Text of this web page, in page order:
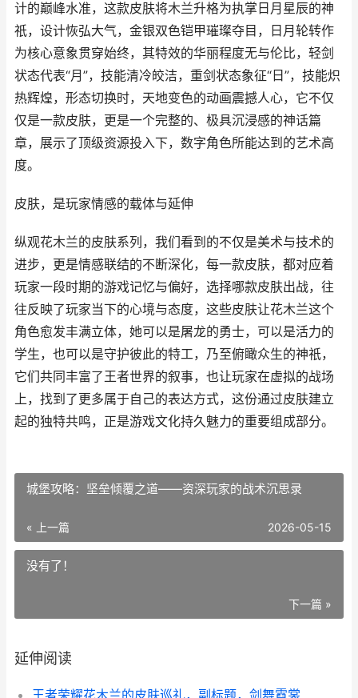
计的巅峰水准，这款皮肤将木兰升格为执掌日月星辰的神
祇，设计恢弘大气，金银双色铠甲璀璨夺目，日月轮转作
为核心意象贯穿始终，其特效的华丽程度无与伦比，轻剑
状态代表“月”，技能清冷皎洁，重剑状态象征“日”，技能炽
热辉煌，形态切换时，天地变色的动画震撼人心，它不仅
仅是一款皮肤，更是一个完整的、极具沉浸感的神话篇
章，展示了顶级资源投入下，数字角色所能达到的艺术高
度。
皮肤，是玩家情感的载体与延伸
纵观花木兰的皮肤系列，我们看到的不仅是美术与技术的
进步，更是情感联结的不断深化，每一款皮肤，都对应着
玩家一段时期的游戏记忆与偏好，选择哪款皮肤出战，往
往反映了玩家当下的心境与态度，这些皮肤让花木兰这个
角色愈发丰满立体，她可以是屠龙的勇士，可以是活力的
学生，也可以是守护彼此的特工，乃至俯瞰众生的神祇，
它们共同丰富了王者世界的叙事，也让玩家在虚拟的战场
上，找到了更多属于自己的表达方式，这份通过皮肤建立
起的独特共鸣，正是游戏文化持久魅力的重要组成部分。
城堡攻略：坚垒倾覆之道——资深玩家的战术沉思录
« 上一篇 2026-05-15
没有了！
下一篇 »
延伸阅读